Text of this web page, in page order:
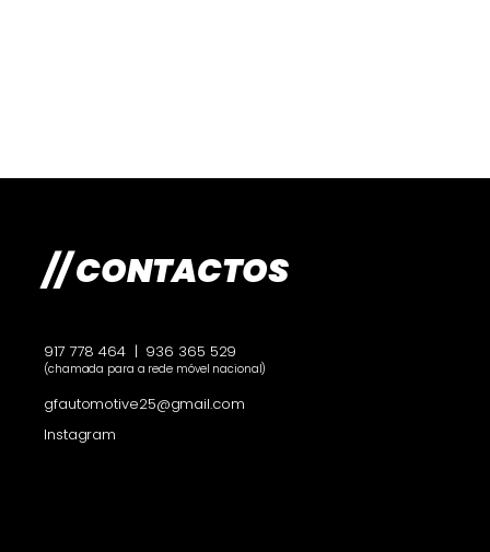
// CONTACTOS
917 778 464| 936 365 529
(chamada para a rede móvel nacional)
gfautomotive25@gmail.com
Instagram